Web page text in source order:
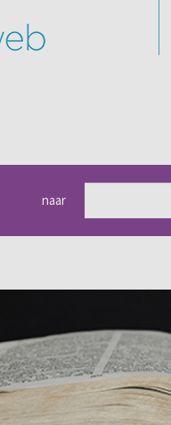
naar